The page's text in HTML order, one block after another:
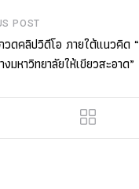
POST
ดคลิปวิดีโอ ภายใต้แนวคิด
มหาวิทยาลัยให้เขียวสะอาด”